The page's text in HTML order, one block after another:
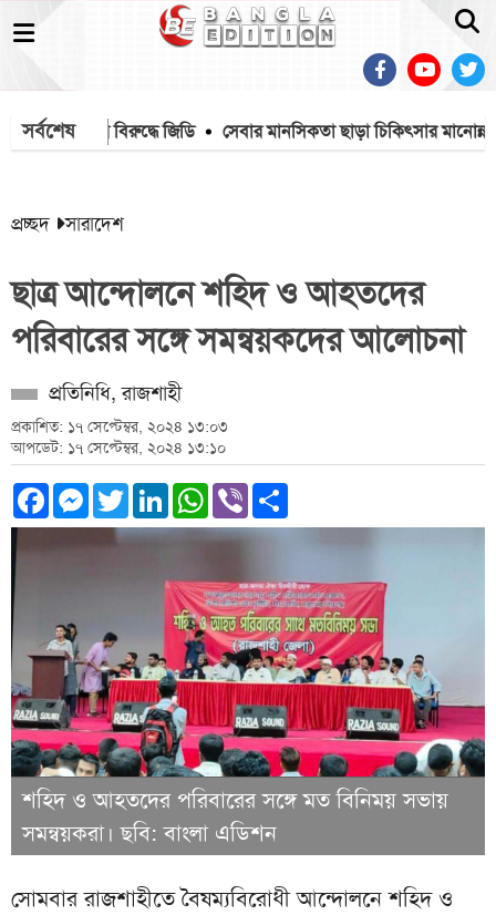
সর্বশেষ বিরুদ্ধে জিডি সেবার মানসিকতা ছাড়া চিকিৎসার মানোন্নয়ন
প্রচ্ছদ সারাদেশ
ছাত্র আন্দোলনে শহিদ ও আহতদের
পরিবারের সঙ্গে সমন্বয়কদের আলোচনা
প্রতিনিধি, রাজশাহী
প্রকাশিত: ১৭ সেপ্টেম্বর, ২০২৪ ১৩:০৩
আপডেট: ১৭ সেপ্টেম্বর, ২০২৪ ১৩:১০
Facebook
Messenger
TwitterLinkedInWhatsApp
Viber
শহিদ ও আহতদের পরিবারের সঙ্গে মত বিনিময় সভায়
সমন্বয়করা। ছবি: বাংলা এডিশন
সোমবার রাজশাহীতে বৈষম্যবিরোধী আন্দোলনে শহিদ ও